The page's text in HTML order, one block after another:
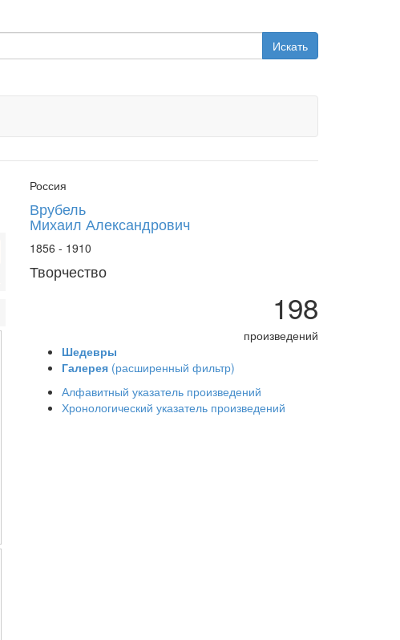
Искать
Россия
Врубель
Михаил Александрович
1856 - 1910
Творчество
198
произведений
Шедевры
Галерея (расширенный фильтр)
Алфавитный указатель произведений
Хронологический указатель произведений